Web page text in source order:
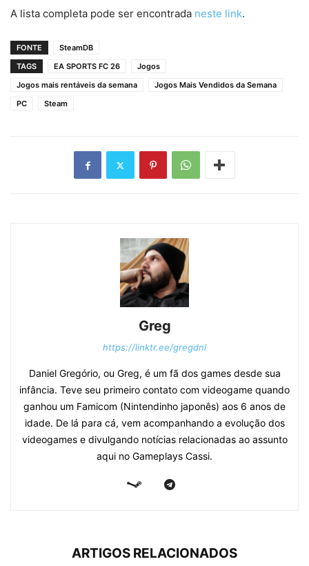
A lista completa pode ser encontrada neste link.
FONTE
SteamDB
TAGS
EA SPORTS FC 26
Jogos
Jogos mais rentáveis da semana
Jogos Mais Vendidos da Semana
PC
Steam
Greg
https://linktr.ee/gregdnl
Daniel Gregório, ou Greg, é um fã dos games desde sua
infância. Teve seu primeiro contato com videogame quando
ganhou um Famicom (Nintendinho japonês) aos 6 anos de
idade. De lá para cá, vem acompanhando a evolução dos
videogames e divulgando notícias relacionadas ao assunto
aqui no Gameplays Cassi.
ARTIGOS RELACIONADOS